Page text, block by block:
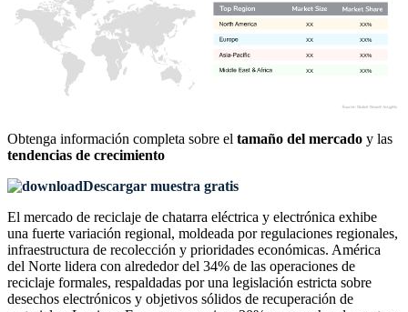
XX%
XX
XX%
XX
XX%
XX
XX%
XX
Obtenga información completa sobre el tamaño del mercado y las
tendencias de crecimiento
Descargar muestra gratis
El mercado de reciclaje de chatarra eléctrica y electrónica exhibe
una fuerte variación regional, moldeada por regulaciones regionales,
infraestructura de recolección y prioridades económicas. América
del Norte lidera con alrededor del 34% de las operaciones de
reciclaje formales, respaldadas por una legislación estricta sobre
desechos electrónicos y objetivos sólidos de recuperación de